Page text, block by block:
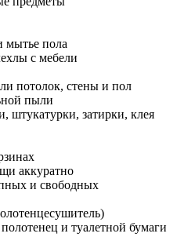
мытье пола
с мебели
потолок, стены и пол
пыли
штукатурки, затирки, клея
аккуратно
и свободных
и туалетной бумаги